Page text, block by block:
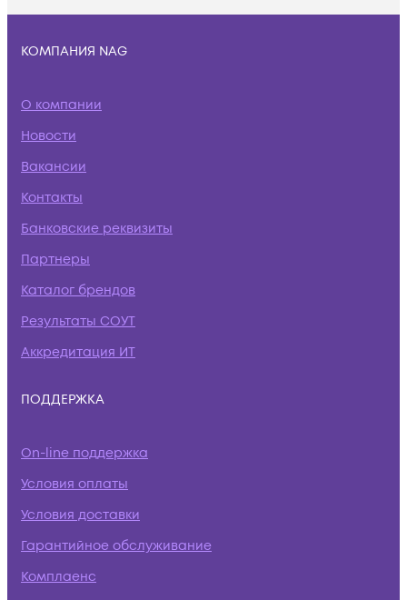
КОМПАНИЯ NAG
О компании
Новости
Вакансии
Контакты
Банковские реквизиты
Партнеры
Каталог брендов
Результаты СОУТ
Аккредитация ИТ
ПОДДЕРЖКА
On-line поддержка
Условия оплаты
Условия доставки
Гарантийное обслуживание
Комплаенс